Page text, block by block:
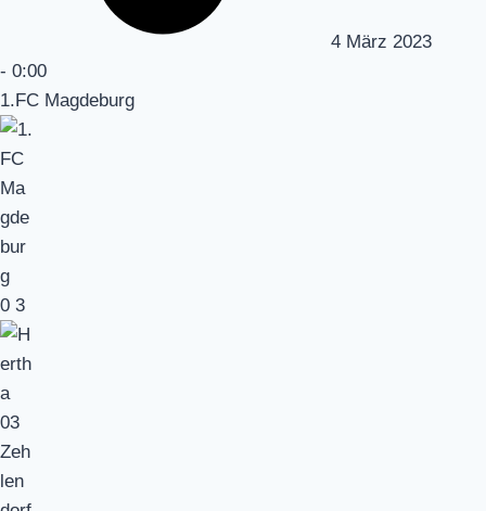
4 März 2023
- 0:00
1.FC Magdeburg
0 3